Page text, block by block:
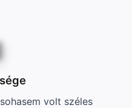
volt széles